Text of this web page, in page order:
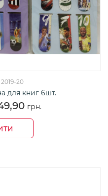
20
для книг 6шт.
грн.